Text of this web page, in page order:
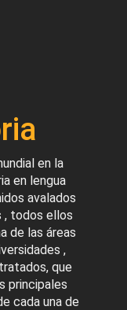
en la
en lengua
avalados
, todos ellos
de las áreas
,
que
principales
cada una de